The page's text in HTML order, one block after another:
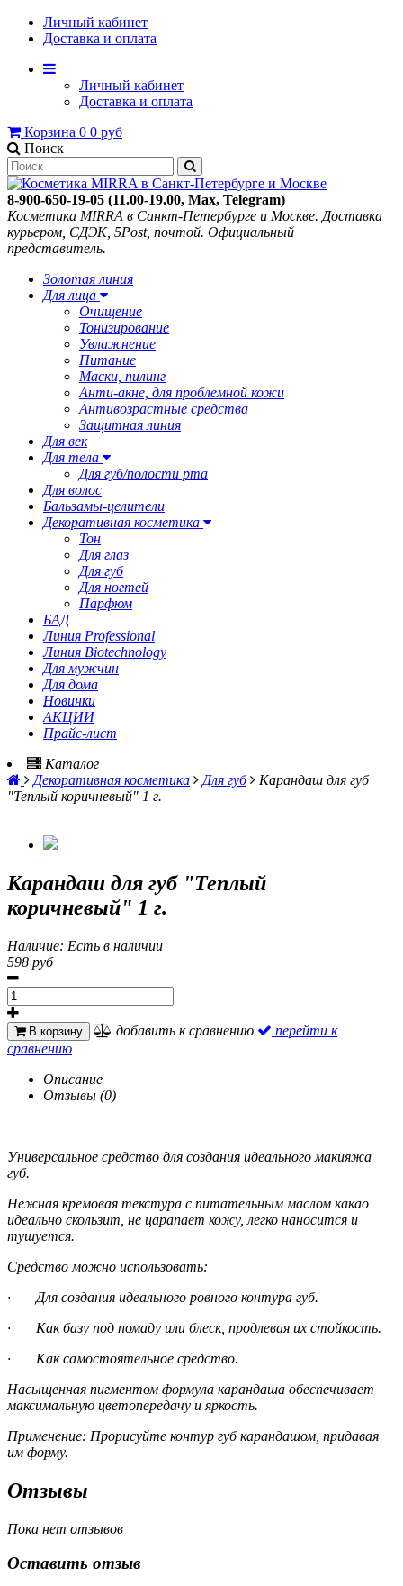
Личный кабинет
Доставка и оплата
Личный кабинет
Доставка и оплата
Корзина 0 0 руб
Поиск
8-900-650-19-05 (11.00-19.00, Max, Telegram)
Косметика MIRRA в Санкт-Петербурге и Москве. Доставка
курьером, СДЭК, 5Post, почтой. Официальный
представитель.
Золотая линия
Для лица
Очищение
Тонизирование
Увлажнение
Питание
Маски, пилинг
Анти-акне, для проблемной кожи
Антивозрастные средства
Защитная линия
Для век
Для тела
Для губ/полости рта
Для волос
Бальзамы-целители
Декоративная косметика
Тон
Для глаз
Для губ
Для ногтей
Парфюм
БАД
Линия Professional
Линия Biotechnology
Для мужчин
Для дома
Новинки
АКЦИИ
Прайс-лист
Каталог
Декоративная косметика
Для губ
Карандаш для губ
"Теплый коричневый" 1 г.
Карандаш для губ "Теплый
коричневый" 1 г.
Наличие: Есть в наличии
598 руб
В корзину добавить к сравнению
перейти к
сравнению
Описание
Отзывы (0)
Универсальное средство для создания идеального макияжа
губ.
Нежная кремовая текстура с питательным маслом какао
идеально скользит, не царапает кожу, легко наносится и
тушуется.
Средство можно использовать:
· Для создания идеального ровного контура губ.
· Как базу под помаду или блеск, продлевая их стойкость.
· Как самостоятельное средство.
Насыщенная пигментом формула карандаша обеспечивает
максимальную цветопередачу и яркость.
Применение: Прорисуйте контур губ карандашом, придавая
им форму.
Отзывы
Пока нет отзывов
Оставить отзыв